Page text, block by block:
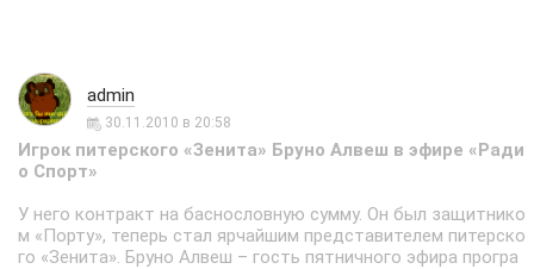
admin
30.11.2010 в 20:58
Игрок питерского «Зенита» Бруно Алвеш в эфире «Ради
о Спорт»
У него контракт на баснословную сумму. Он был защитнико
м «Порту», теперь стал ярчайшим представителем питерско
го «Зенита». Бруно Алвеш – гость пятничного эфира програ